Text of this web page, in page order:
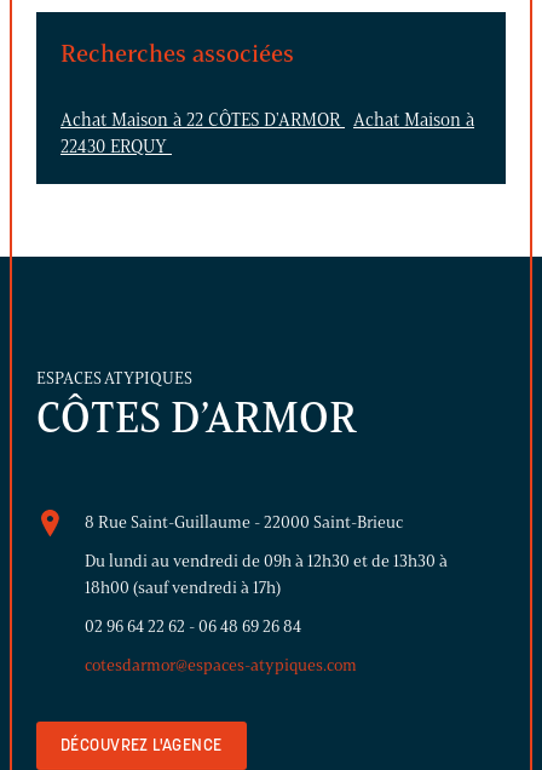
Recherches associées
Achat Maison à 22 CÔTES D'ARMOR Achat Maison à
22430 ERQUY
ESPACES ATYPIQUES
CÔTES D’ARMOR
8 Rue Saint-Guillaume - 22000 Saint-Brieuc
Du lundi au vendredi de 09h à 12h30 et de 13h30 à
18h00 (sauf vendredi à 17h)
02 96 64 22 62 -06 48 69 26 84
cotesdarmor@espaces-atypiques.com
DÉCOUVREZ L'AGENCE